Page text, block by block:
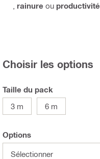
rainure ou productivité
Choisir les options
Taille du pack
3 m
6 m
Options
Sélectionner